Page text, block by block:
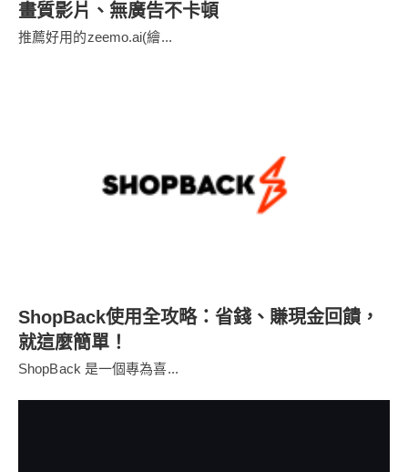
畫質影片、無廣告不卡頓
推薦好用的zeemo.ai(繪...
ShopBack使用全攻略：省錢、賺現金回饋，
就這麼簡單！
ShopBack 是一個專為喜...